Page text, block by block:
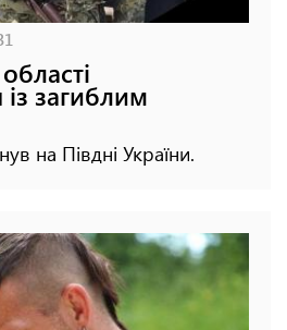
загиблим
на Півдні України.